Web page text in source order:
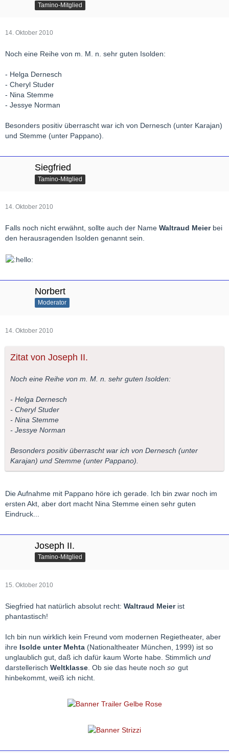
Tamino-Mitglied
14. Oktober 2010
Noch eine Reihe von m. M. n. sehr guten Isolden:
- Helga Dernesch
- Cheryl Studer
- Nina Stemme
- Jessye Norman
Besonders positiv überrascht war ich von Dernesch (unter Karajan)
und Stemme (unter Pappano).
Siegfried
Tamino-Mitglied
14. Oktober 2010
Falls noch nicht erwähnt, sollte auch der Name Waltraud Meierbei
den herausragenden Isolden genannt sein.
Norbert
Moderator
14. Oktober 2010
Zitat von Joseph II.
Noch eine Reihe von m. M. n. sehr guten Isolden:
- Helga Dernesch
- Cheryl Studer
- Nina Stemme
- Jessye Norman
Besonders positiv überrascht war ich von Dernesch (unter
Karajan) und Stemme (unter Pappano).
Die Aufnahme mit Pappano höre ich gerade. Ich bin zwar noch im
ersten Akt, aber dort macht Nina Stemme einen sehr guten
Eindruck...
Joseph II.
Tamino-Mitglied
15. Oktober 2010
Siegfried hat natürlich absolut recht: Waltraud Meierist
phantastisch!
Ich bin nun wirklich kein Freund vom modernen Regietheater, aber
ihre Isolde unter Mehta (Nationaltheater München, 1999) ist so
unglaublich gut, daß ich dafür kaum Worte habe. Stimmlich und
darstellerisch Weltklasse . Ob sie das heute noch so gut
hinbekommt, weiß ich nicht.